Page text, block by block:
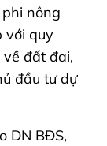
nông
với quy
đất đai,
đầu tư dự
DN BĐS,